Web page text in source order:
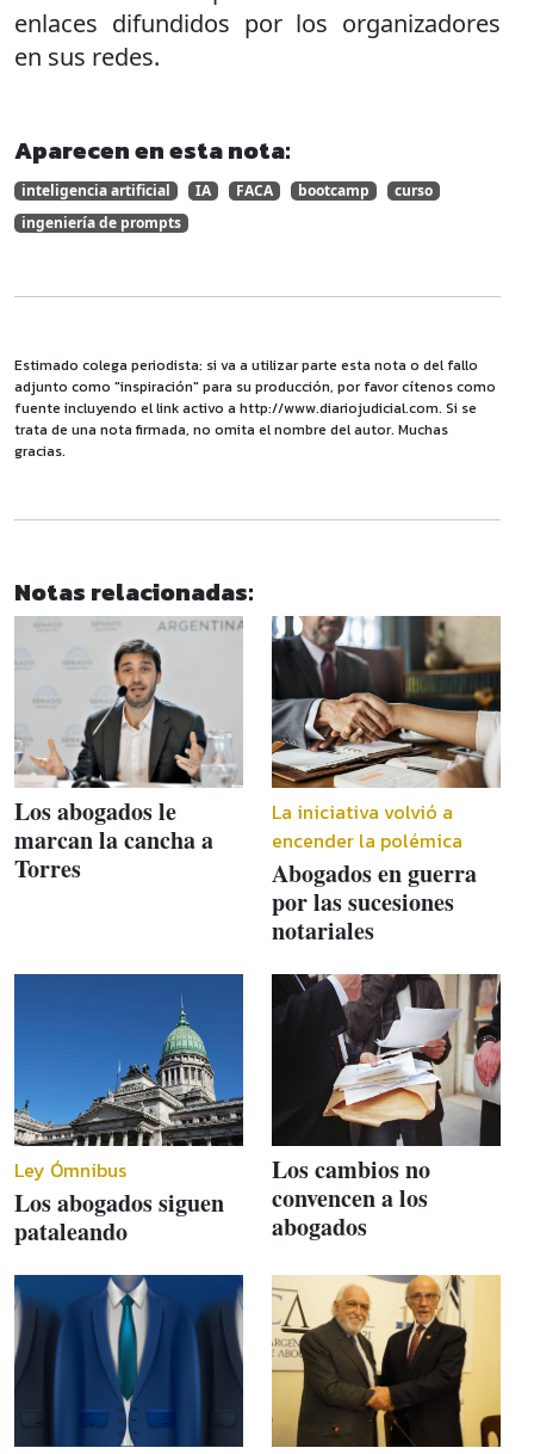
enlaces difundidos por los organizadores
en sus redes.
Aparecen en esta nota:
inteligencia artificial IA FACA bootcamp
curso
ingeniería de prompts
Estimado colega periodista: si va a utilizar parte esta nota o del fallo
adjunto como "inspiración" para su producción, por favor cítenos como
fuente incluyendo el link activo a http://www.diariojudicial.com. Si se
trata de una nota firmada, no omita el nombre del autor. Muchas
gracias.
Notas relacionadas:
Los abogados le
marcan la cancha a
Torres
La iniciativa volvió a
encender la polémica
Abogados en guerra
por las sucesiones
notariales
Ley Ómnibus
Los abogados siguen
pataleando
Los cambios no
convencen a los
abogados